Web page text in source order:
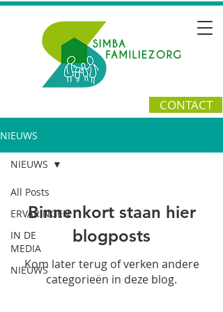
CONTACT
NIEUWS
All Posts
ERVARINGEN
IN DE
MEDIA
NIEUWS
NIEUWS
Binnenkort staan hier
blogposts
Kom later terug of verken andere
categorieën in deze blog.